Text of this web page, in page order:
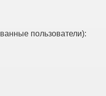
пользователи):